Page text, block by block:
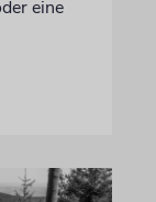
eine